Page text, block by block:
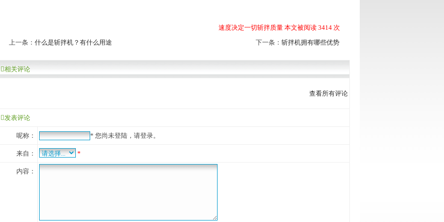
速度决定一切斩拌质量 本文被阅读 3414 次
上一条： 什么是斩拌机？有什么用途 下一条： 斩拌机拥有哪些优势
相关评论
查看所有评论
发表评论
呢称： * 您尚未登陆，请登录。
来自： *
内容：